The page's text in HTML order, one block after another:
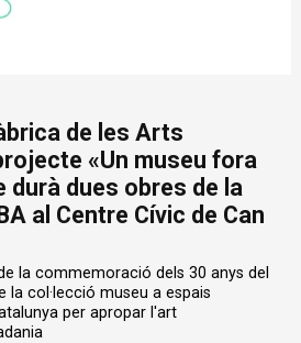
de les Arts
«Un museu fora
durà dues obres de la
al Centre Cívic de Can
la commemoració dels 30 anys del
la col·lecció museu a espais
per apropar l'art